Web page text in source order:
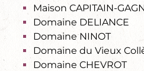
Maison CAPITAIN-
Domaine DELIANCE
Domaine NINOT
Domaine du Vieux
Domaine CHEVROT